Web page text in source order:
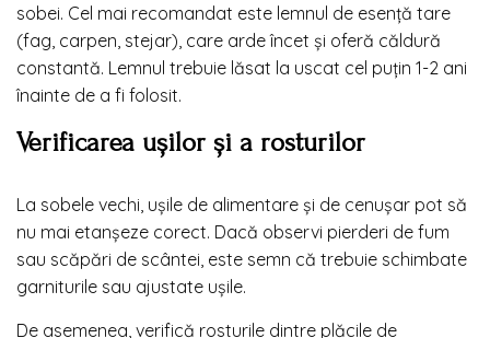
sobei. Cel mai recomandat este lemnul de esență tare
(fag, carpen, stejar), care arde încet și oferă căldură
constantă. Lemnul trebuie lăsat la uscat cel puțin 1-2 ani
înainte de a fi folosit.
Verificarea ușilor și a rosturilor
La sobele vechi, ușile de alimentare și de cenușar pot să
nu mai etanșeze corect. Dacă observi pierderi de fum
sau scăpări de scântei, este semn că trebuie schimbate
garniturile sau ajustate ușile.
De asemenea, verifică rosturile dintre plăcile de